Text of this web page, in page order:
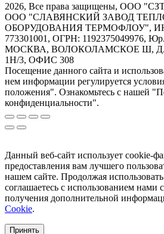
2026, Все права защищены, ООО
ООО "СЛАВЯНСКИЙ ЗАВОД
ОБОРУДОВАНИЯ ТЕРМОФЛОУ",
773301001, ОГРН: 1192375049976,
МОСКВА, ВОЛОКОЛАМСКОЕ Ш, Д.
1Н/3, ОФИС 308
Посещение данного сайта и
нем информации регулируется
положения". Ознакомьтесь с нашей
конфиденциальности".
Данный веб-сайт использует cookie-
предоставления вам лучшего
нашем сайте. Продолжая
соглашаетесь с использованием нами
получения дополнительной
Cookie.
Принять